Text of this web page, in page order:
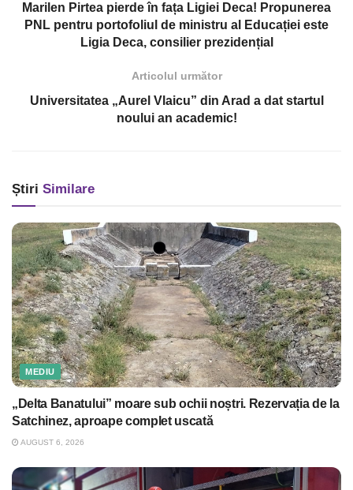
Marilen Pirtea pierde în fața Ligiei Deca! Propunerea
PNL pentru portofoliul de ministru al Educației este
Ligia Deca, consilier prezidențial
Articolul următor
Universitatea „Aurel Vlaicu” din Arad a dat startul
noului an academic!
Știri Similare
MEDIU
„Delta Banatului” moare sub ochii noștri. Rezervația de la
Satchinez, aproape complet uscată
AUGUST 6, 2026